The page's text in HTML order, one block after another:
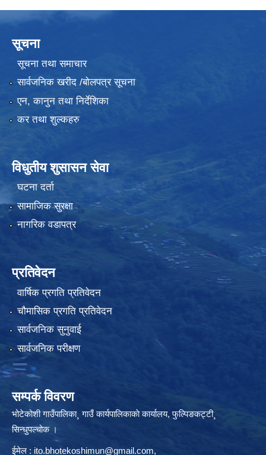
सूचना
सूचना तथा समाचार
सार्वजनिक खरीद /बोलपत्र सूचना
एन, कानुन तथा निर्देशिका
कर तथा शुल्कहरु
विधुतीय शुसासन सेवा
घटना दर्ता
सामाजिक सुरक्षा
नागरिक वडापत्र
प्रतिवेदन
वार्षिक प्रगति प्रतिवेदन
चौमासिक प्रगति प्रतिवेदन
सार्वजनिक सुनुवाई
सार्वजनिक परीक्षण
सम्पर्क विवरण
भोटेकोशी गाउँपालिका¸ गाउँ कार्यपालिकाकाे कार्यालय, फुल्पिङकट्टी¸
सिन्धुपल्चोक ।
ईमेल : ito.bhotekoshimun@gmail.com,